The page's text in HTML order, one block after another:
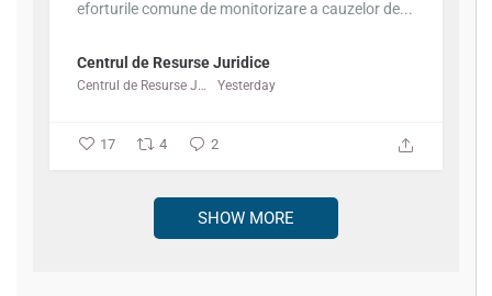
eforturile comune de monitorizare a cauzelor de...
Centrul de Resurse Juridice
Centrul de Resurse Juridice Yesterday
17 4 2
SHOW MORE